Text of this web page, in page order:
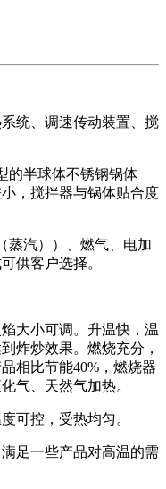
统、调速传动装置、搅
的半球体不锈钢锅体
，搅拌器与锅体贴合度
蒸汽））、燃气、电加
供客户选择。
大小可调。升温快，温
炸炒效果。燃烧充分，
相比节能40%，燃烧器
气、天然气加热。
可控，受热均匀。
足一些产品对高温的需